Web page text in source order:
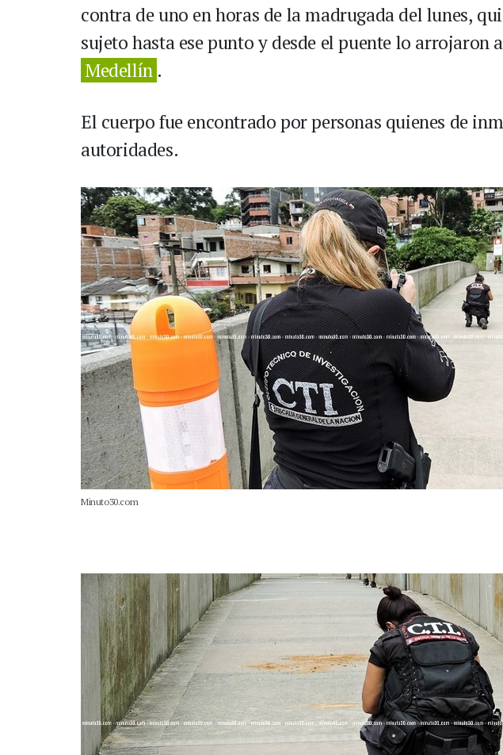
contra de uno en horas de la madrugada del lunes,
sujeto hasta ese punto y desde el puente lo arrojaron
Medellín .
El cuerpo fue encontrado por personas quienes de
autoridades.
Minuto30.com